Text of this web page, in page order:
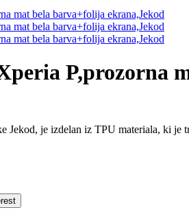
P,prozorna
Jekod, je izdelan iz TPU materiala, ki